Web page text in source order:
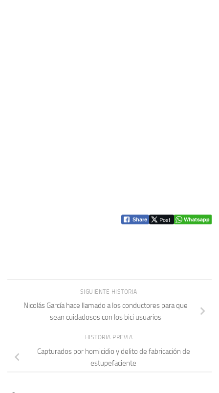
Share Post Whatsapp
SIGUIENTE HISTORIA
Nicolás García hace llamado a los conductores para que
sean cuidadosos con los bici usuarios
HISTORIA PREVIA
Capturados por homicidio y delito de fabricación de
estupefaciente